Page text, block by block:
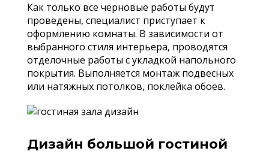
Как только все черновые работы будут
проведены, специалист приступает к
оформлению комнаты. В зависимости от
выбранного стиля интерьера, проводятся
отделочные работы с укладкой напольного
покрытия. Выполняется монтаж подвесных
или натяжных потолков, поклейка обоев.
Дизайн большой гостиной